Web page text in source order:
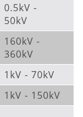
0.5kV -
50kV
160kV -
360kV
1kV - 70kV
1kV - 150kV